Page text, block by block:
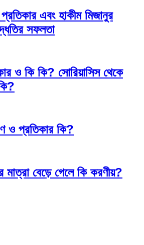
এবং হাকীম মিজানুর
সফলতা
ও কি কি? সোরিয়াসিস থেকে
ও প্রতিকার কি?
মাত্রা বেড়ে গেলে কি করণীয়?